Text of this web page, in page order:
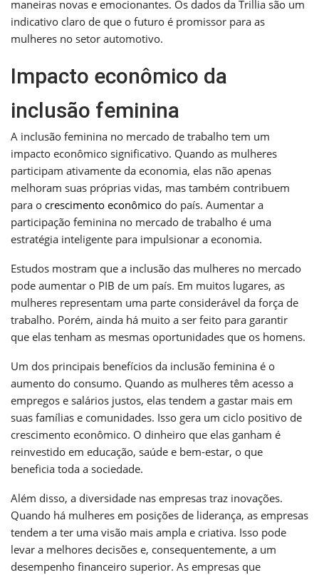
maneiras novas e emocionantes. Os dados da Trillia são um
indicativo claro de que o futuro é promissor para as
mulheres no setor automotivo.
Impacto econômico da
inclusão feminina
A inclusão feminina no mercado de trabalho tem um
impacto econômico significativo. Quando as mulheres
participam ativamente da economia, elas não apenas
melhoram suas próprias vidas, mas também contribuem
para o crescimento econômico do país. Aumentar a
participação feminina no mercado de trabalho é uma
estratégia inteligente para impulsionar a economia.
Estudos mostram que a inclusão das mulheres no mercado
pode aumentar o PIB de um país. Em muitos lugares, as
mulheres representam uma parte considerável da força de
trabalho. Porém, ainda há muito a ser feito para garantir
que elas tenham as mesmas oportunidades que os homens.
Um dos principais benefícios da inclusão feminina é o
aumento do consumo. Quando as mulheres têm acesso a
empregos e salários justos, elas tendem a gastar mais em
suas famílias e comunidades. Isso gera um ciclo positivo de
crescimento econômico. O dinheiro que elas ganham é
reinvestido em educação, saúde e bem-estar, o que
beneficia toda a sociedade.
Além disso, a diversidade nas empresas traz inovações.
Quando há mulheres em posições de liderança, as empresas
tendem a ter uma visão mais ampla e criativa. Isso pode
levar a melhores decisões e, consequentemente, a um
desempenho financeiro superior. As empresas que